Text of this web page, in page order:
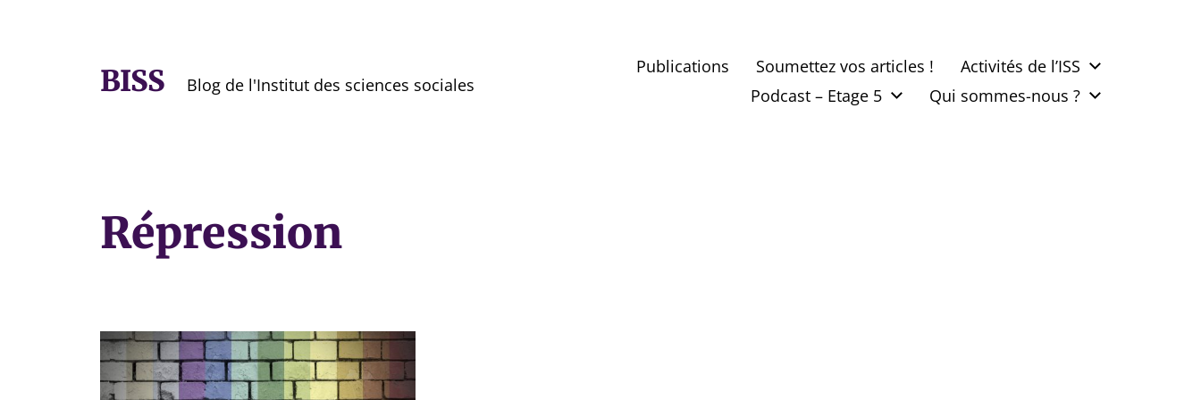
BISS Blog de l'Institut des sciences sociales
Publications Soumettez vos articles !
Activités de l’ISS
Podcast – Etage 5
Qui sommes-nous ?